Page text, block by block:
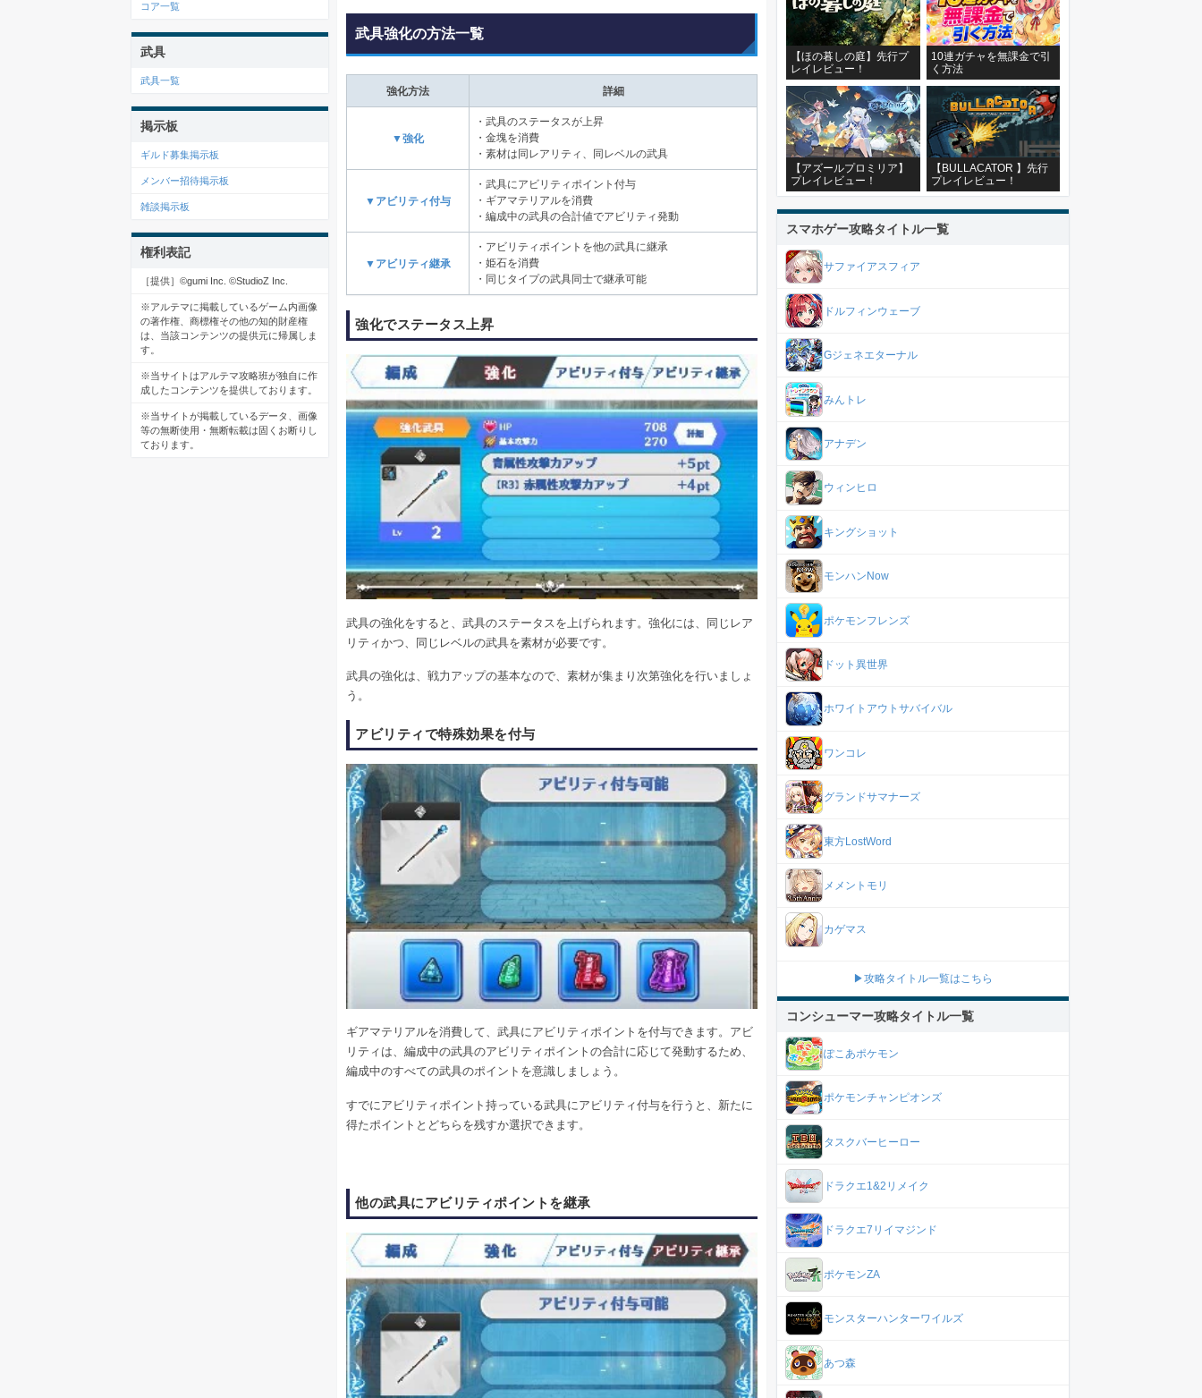
武具強化の方法一覧
強化方法 詳細
▼強化
・武具のステータスが上昇
・金塊を消費
・素材は同レアリティ、同レベルの武具
▼アビリティ付与
・武具にアビリティポイント付与
・ギアマテリアルを消費
・編成中の武具の合計値でアビリティ発動
▼アビリティ継承
・アビリティポイントを他の武具に継承
・姫石を消費
・同じタイプの武具同士で継承可能
強化でステータス上昇
武具の強化をすると、武具のステータスを上げられます。強化には、同じレア
リティかつ、同じレベルの武具を素材が必要です。
武具の強化は、戦力アップの基本なので、素材が集まり次第強化を行いましょ
う。
アビリティで特殊効果を付与
ギアマテリアルを消費して、武具にアビリティポイントを付与できます。アビ
リティは、編成中の武具のアビリティポイントの合計に応じて発動するため、
編成中のすべての武具のポイントを意識しましょう。
すでにアビリティポイント持っている武具にアビリティ付与を行うと、新たに
得たポイントとどちらを残すか選択できます。
他の武具にアビリティポイントを継承
コア一覧
武具
武具一覧
掲示板
ギルド募集掲示板
メンバー招待掲示板
雑談掲示板
権利表記
［提供］©gumi Inc. ©StudioZ Inc.
※アルテマに掲載しているゲーム内画像
の著作権、商標権その他の知的財産権
は、当該コンテンツの提供元に帰属しま
す。
※当サイトはアルテマ攻略班が独自に作
成したコンテンツを提供しております。
※当サイトが掲載しているデータ、画像
等の無断使用・無断転載は固くお断りし
ております。
【ほの暮しの庭】先行プ
レイレビュー！
10連ガチャを無課金で引
く方法
【アズールプロミリア】
プレイレビュー！
【BULLACATOR 】先行
プレイレビュー！
スマホゲー攻略タイトル一覧
サファイアスフィア
ドルフィンウェーブ
Gジェネエターナル
みんトレ
アナデン
ウィンヒロ
キングショット
モンハンNow
ポケモンフレンズ
ドット異世界
ホワイトアウトサバイバル
ワンコレ
グランドサマナーズ
東方LostWord
メメントモリ
カゲマス
▶攻略タイトル一覧はこちら
コンシューマー攻略タイトル一覧
ぽこあポケモン
ポケモンチャンピオンズ
タスクバーヒーロー
ドラクエ1&2リメイク
ドラクエ7リイマジンド
ポケモンZA
モンスターハンターワイルズ
あつ森